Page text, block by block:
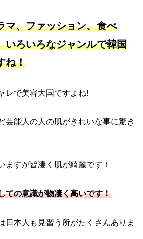
マ、ファッション、食べ
いろいろなジャンルで韓国
ね！
レで美容大国ですよね!
芸能人の人の肌がきれいな事に驚き
ますが皆凄く肌が綺麗です！
ての意識が物凄く高いです！
日本人も見習う所がたくさんありま